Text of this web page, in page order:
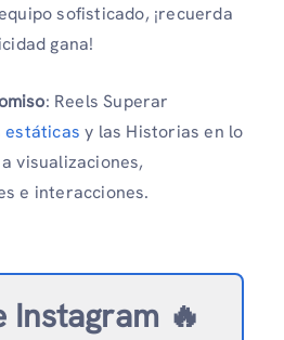
sofisticado, ¡recuerda
gana!
: Reels Superar
estáticas y las Historias en lo
visualizaciones,
e interacciones.
Instagram 🔥